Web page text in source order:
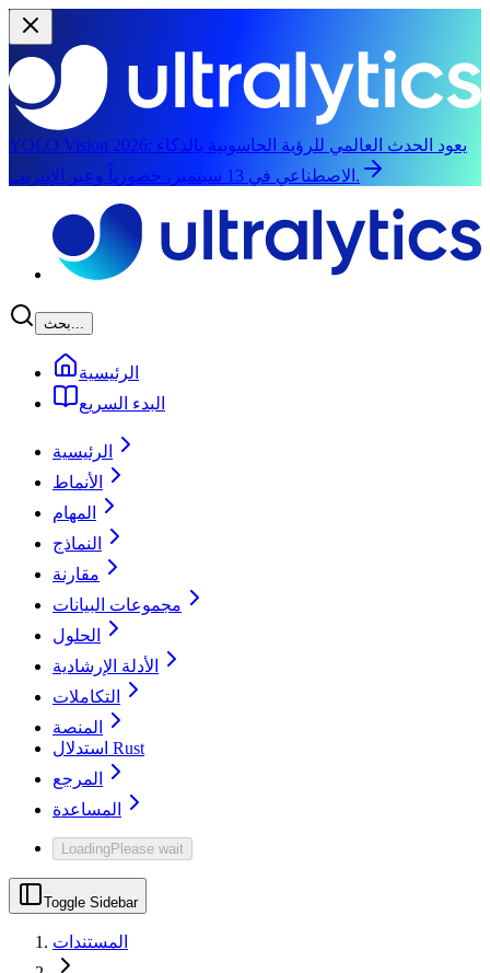
YOLO Vision 2026: يعود الحدث العالمي للرؤية الحاسوبية بالذكاء
الاصطناعي في 13 سبتمبر، حضورياً وعبر الإنترنت.
بحث...
الرئيسية
البدء السريع
الرئيسية
الأنماط
المهام
النماذج
مقارنة
مجموعات البيانات
الحلول
الأدلة الإرشادية
التكاملات
المنصة
استدلال Rust
المرجع
المساعدة
LoadingPlease wait
Toggle Sidebar
المستندات